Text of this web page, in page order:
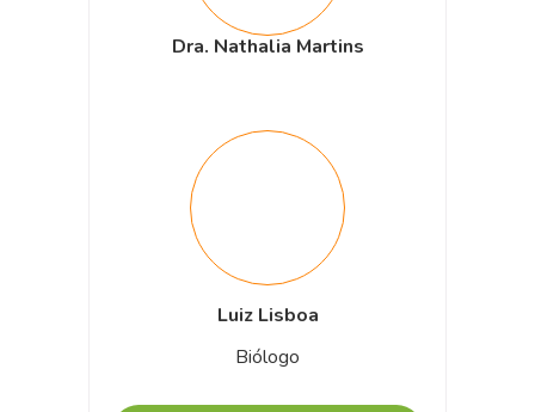
Dra. Nathalia Martins
Luiz Lisboa
Biólogo